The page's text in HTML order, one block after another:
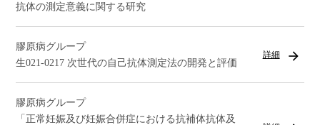
抗体の測定意義に関する研究
膠原病グループ
生021-0217 次世代の自己抗体測定法の開発と評価
詳細 arrow_forward
膠原病グループ
「正常妊娠及び妊娠合併症における抗補体抗体及